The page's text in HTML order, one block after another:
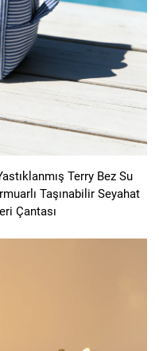
Terry Bez Su
Taşınabilir Seyahat
Çantası